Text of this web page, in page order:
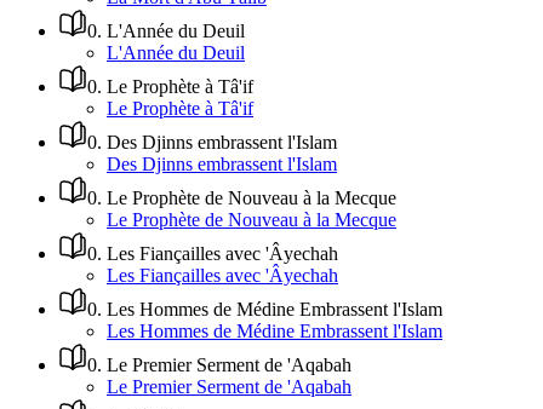
0. L'Année du Deuil
L'Année du Deuil
0. Le Prophète à Tâ'if
Le Prophète à Tâ'if
0. Des Djinns embrassent l'Islam
Des Djinns embrassent l'Islam
0. Le Prophète de Nouveau à la Mecque
Le Prophète de Nouveau à la Mecque
0. Les Fiançailles avec 'Âyechah
Les Fiançailles avec 'Âyechah
0. Les Hommes de Médine Embrassent l'Islam
Les Hommes de Médine Embrassent l'Islam
0. Le Premier Serment de 'Aqabah
Le Premier Serment de 'Aqabah